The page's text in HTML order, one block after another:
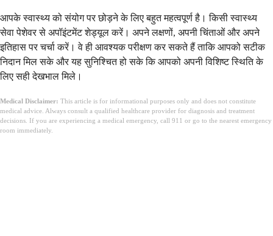
आपके स्वास्थ्य को संयोग पर छोड़ने के लिए बहुत महत्वपूर्ण है। किसी स्वास्थ्य
सेवा पेशेवर से अपॉइंटमेंट शेड्यूल करें। अपने लक्षणों, अपनी चिंताओं और अपने
इतिहास पर चर्चा करें। वे ही आवश्यक परीक्षण कर सकते हैं ताकि आपको सटीक
निदान मिल सके और यह सुनिश्चित हो सके कि आपको अपनी विशिष्ट स्थिति के
लिए सही देखभाल मिले।
Medical Disclaimer: This article is for informational purposes only and does not constitute
medical advice. Always consult a qualified healthcare provider for diagnosis and treatment
decisions. If you are experiencing a medical emergency, call 911 or go to the nearest emergency
room immediately.